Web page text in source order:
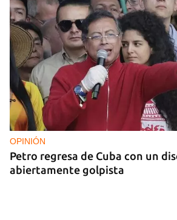
OPINIÓN
Petro regresa de Cuba con un
abiertamente golpista